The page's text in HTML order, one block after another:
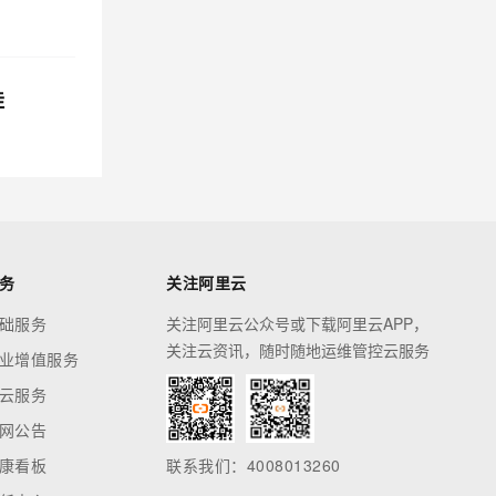
服务
增值服务
服务
公告
看板
关注阿里云
关注阿里云公众号或下载阿里云APP，
关注云资讯，随时随地运维管控云服务
联系我们：4008013260